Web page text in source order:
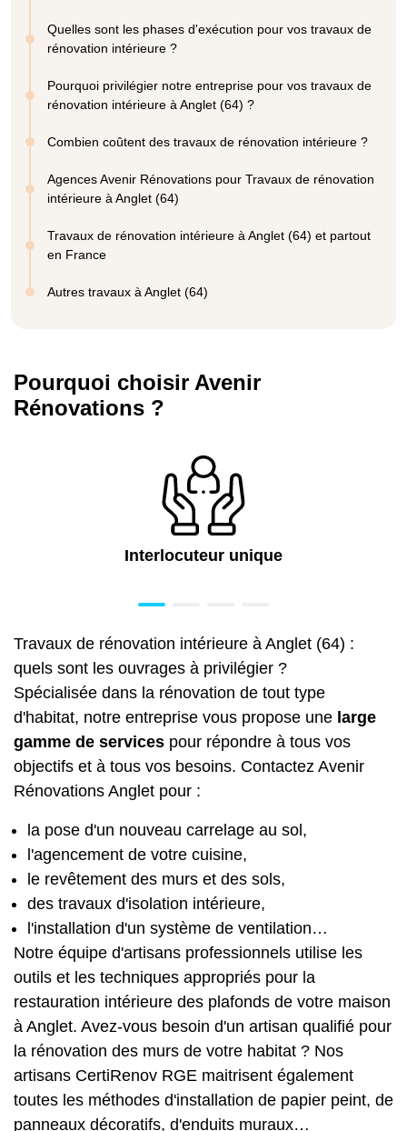
Quelles sont les phases d'exécution pour vos travaux de
rénovation intérieure ?
Pourquoi privilégier notre entreprise pour vos travaux de
rénovation intérieure à Anglet (64) ?
Combien coûtent des travaux de rénovation intérieure ?
Agences Avenir Rénovations pour Travaux de rénovation
intérieure à Anglet (64)
Travaux de rénovation intérieure à Anglet (64) et partout
en France
Autres travaux à Anglet (64)
Pourquoi choisir Avenir
Rénovations ?
Interlocuteur unique
Travaux de rénovation intérieure à Anglet (64) :
quels sont les ouvrages à privilégier ?
Spécialisée dans la rénovation de tout type
d'habitat, notre entreprise vous propose une large
gamme de services pour répondre à tous vos
objectifs et à tous vos besoins. Contactez Avenir
Rénovations Anglet pour :
la pose d'un nouveau carrelage au sol,
l'agencement de votre cuisine,
le revêtement des murs et des sols,
des travaux d'isolation intérieure,
l'installation d'un système de ventilation…
Notre équipe d'artisans professionnels utilise les
outils et les techniques appropriés pour la
restauration intérieure des plafonds de votre maison
à Anglet. Avez-vous besoin d'un artisan qualifié pour
la rénovation des murs de votre habitat ? Nos
artisans CertiRenov RGE maitrisent également
toutes les méthodes d'installation de papier peint, de
panneaux décoratifs, d'enduits muraux…